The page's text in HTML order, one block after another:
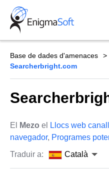
Skip
content
Base de dades d'amenaces
Searcherbright.com
El Mezo el Llocs web
navegador, Programes
Traduir a:
Català